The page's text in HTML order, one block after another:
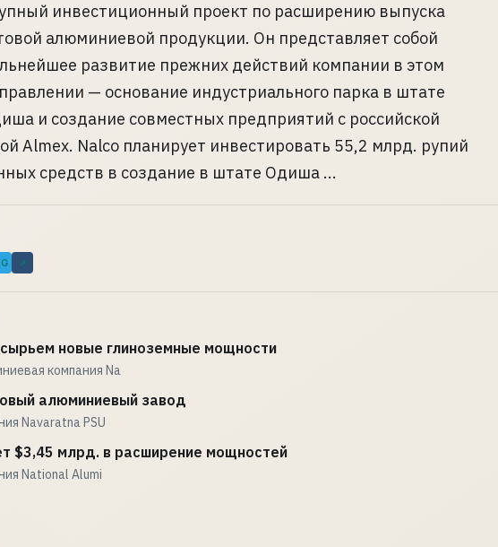
инвестиционный проект по расширению выпуска
алюминиевой продукции. Он представляет собой
развитие прежних действий компании в этом
— основание индустриального парка в штате
и создание совместных предприятий с российской
Almex. Nalco планирует инвестировать 55,2 млрд. рупий
средств в создание в штате Одиша ...
↗
сырьем новые глиноземные мощности
компания Na
алюминиевый завод
Navaratna PSU
$3,45 млрд. в расширение мощностей
National Alumi